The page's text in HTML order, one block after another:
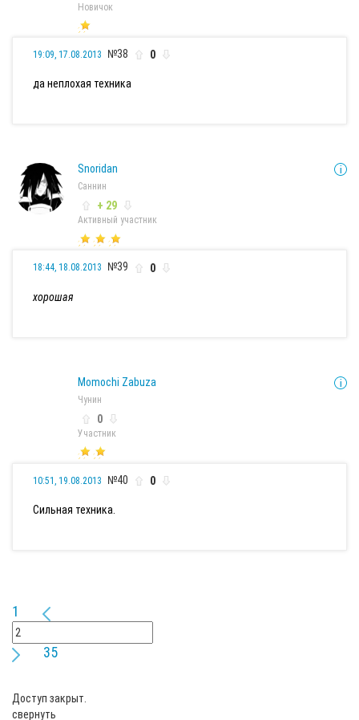
Новичок
19:09, 17.08.2013 №38 0
да неплохая техника
Snoridan
Саннин
+ 29
Активный участник
18:44, 18.08.2013 №39 0
хорошая
Momochi Zabuza
Чунин
0
Участник
10:51, 19.08.2013 №40 0
Сильная техника.
1
35
Доступ закрыт.
свернуть